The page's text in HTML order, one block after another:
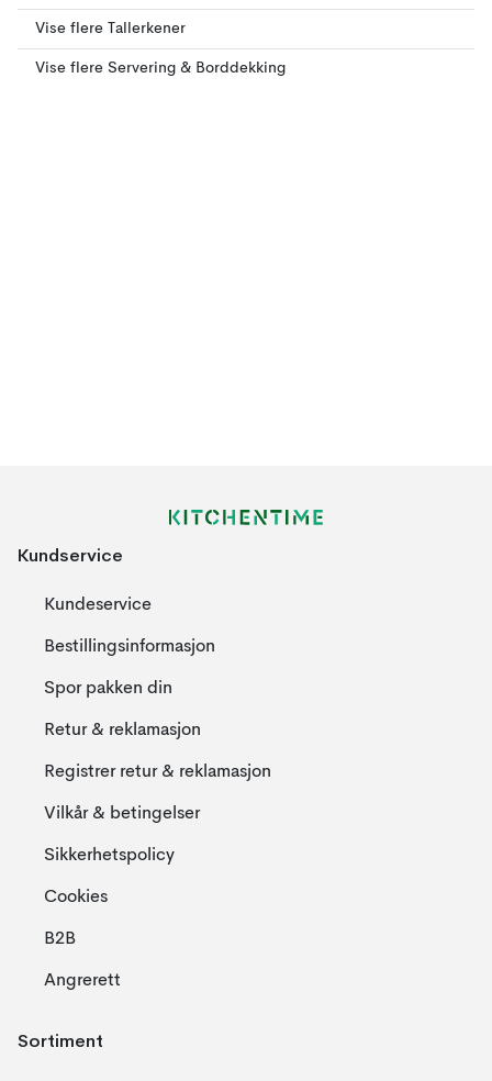
Vise flere Tallerkener
Vise flere Servering & Borddekking
Kundservice
Kundeservice
Bestillingsinformasjon
Spor pakken din
Retur & reklamasjon
Registrer retur & reklamasjon
Vilkår & betingelser
Sikkerhetspolicy
Cookies
B2B
Angrerett
Sortiment